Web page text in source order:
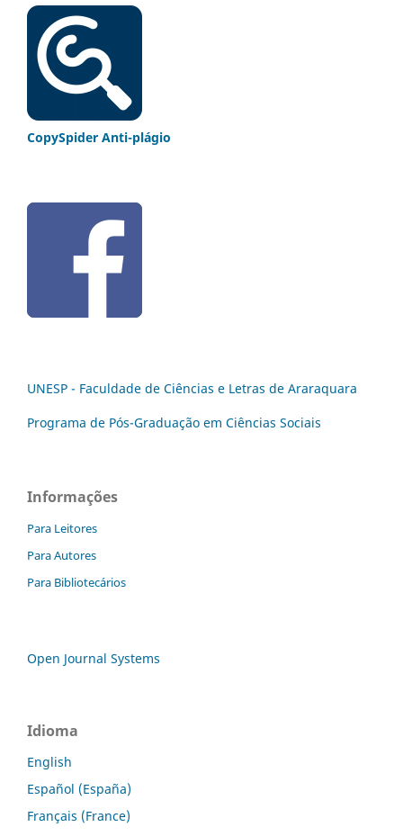
CopySpider Anti-plágio
UNESP - Faculdade de Ciências e Letras de Araraquara
Programa de Pós-Graduação em Ciências Sociais
Informações
Para Leitores
Para Autores
Para Bibliotecários
Open Journal Systems
Idioma
English
Español (España)
Français (France)